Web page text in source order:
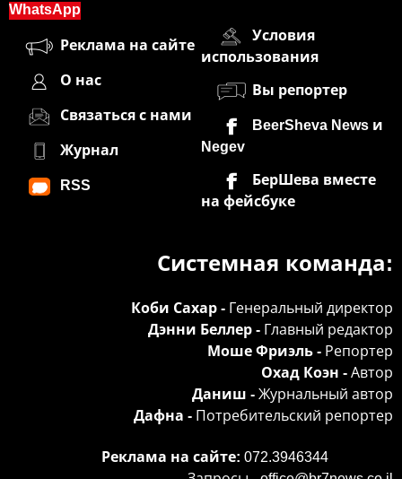
Условия
использования
Вы репортер
BeerSheva News и
Negev
БерШева вместе
на фейсбуке
WhatsApp
Реклама на сайте
О нас
Связаться с нами
Журнал
RSS
Системная команда:
Коби Сахар - Генеральный директор
Дэнни Беллер - Главный редактор
Моше Фриэль - Репортер
Охад Коэн - Автор
Даниш - Журнальный автор
Дафна - Потребительский репортер
Реклама на сайте: 072.3946344